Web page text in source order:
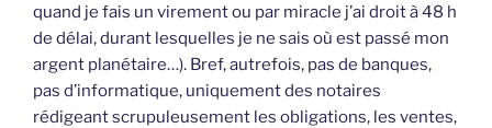
quand je fais un virement ou par miracle j’ai droit à 48 h
de délai, durant lesquelles je ne sais où est passé mon
argent planétaire…). Bref, autrefois, pas de banques,
pas d’informatique, uniquement des notaires
rédigeant scrupuleusement les obligations, les ventes,